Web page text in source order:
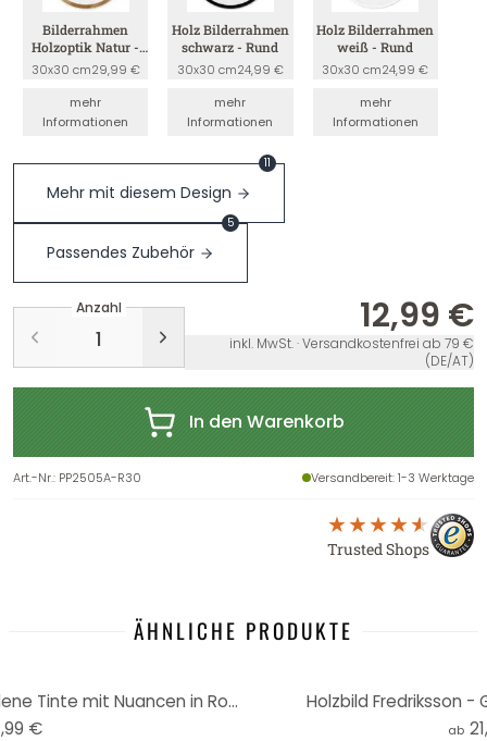
Bilderrahmen
Holzoptik Natur -
Rund
30x30 cm29,99 €
mehr
Informationen
Holz Bilderrahmen
schwarz - Rund
30x30 cm24,99 €
mehr
Informationen
Holz Bilderrahmen
weiß - Rund
30x30 cm24,99 €
mehr
Informationen
Mehr mit diesem Design
11
Passendes Zubehör
5
Anzahl 12,99 €
inkl. MwSt. · Versandkostenfrei ab 79 €
(DE/AT)
In den Warenkorb
Art.-Nr.: PP2505A-R30 Versandbereit: 1-3 Werktage
Trusted Shops
ÄHNLICHE PRODUKTE
Fototapete Fredriksson - Goldene Tinte mit Nuancen in Rosé - Rund - Selbstklebend/Vlies
€
Holzbild Fredriksson -
ab